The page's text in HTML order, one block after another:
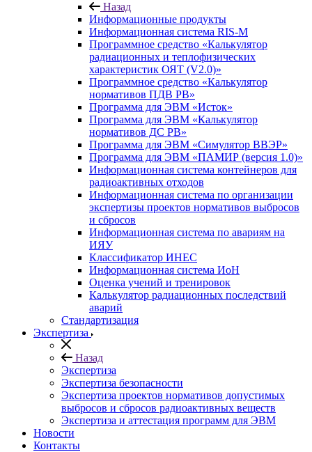
Назад
Информационные продукты
Информационная система RIS-M
Программное средство «Калькулятор
радиационных и теплофизических
характеристик ОЯТ (V2.0)»
Программное средство «Калькулятор
нормативов ПДВ РВ»
Программа для ЭВМ «Исток»
Программа для ЭВМ «Калькулятор
нормативов ДС РВ»
Программа для ЭВМ «Симулятор ВВЭР»
Программа для ЭВМ «ПАМИР (версия 1.0)»
Информационная система контейнеров для
радиоактивных отходов
Информационная система по организации
экспертизы проектов нормативов выбросов
и сбросов
Информационная система по авариям на
ИЯУ
Классификатор ИНЕС
Информационная система ИоН
Оценка учений и тренировок
Калькулятор радиационных последствий
аварий
Стандартизация
Экспертиза
Назад
Экспертиза
Экспертиза безопасности
Экспертиза проектов нормативов допустимых
выбросов и сбросов радиоактивных веществ
Экспертиза и аттестация программ для ЭВМ
Новости
Контакты